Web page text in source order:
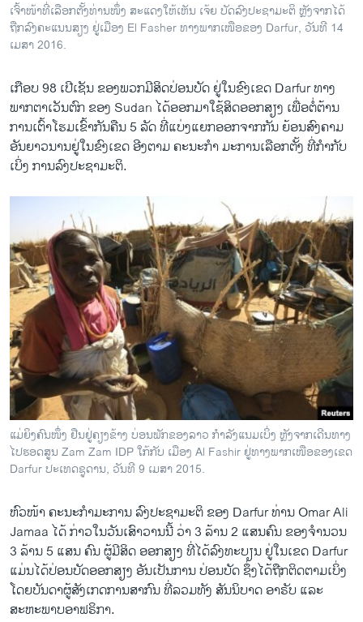
ວີດີໂອ
ສຽງ
ລາຍການກະຈາຍສຽງ
ລາຍງານ
ຕິດຕາມພວກເຮົາ ທີ່
ພາສາຕ່າງໆ
ເຈົ້າໜ້າທີ່ເລືອກຕັ້ງທ່ານໜຶ່ງ ສະແດງໃຫ້ເຫັນ ເຈ້ຍ ບັດລົງປະຊາມະຕິ ຫຼັງຈາກໄດ້
ຖືກລົງຄະແນນສຽງ ຢູ່ເມືອງ El Fasher ທາງພາກເໜືອຂອງ Darfur, ວັນທີ 14
ເມສາ 2016.
ເກືອບ 98 ເປີເຊັນ ຂອງພວກມີສິດປ່ອນບັດ ຢູ່ໃນຂົງເຂດ Darfur ທາງ
ພາກຕາເວັນຕົກ ຂອງ Sudan ໄດ້ອອກມາໃຊ້ສິດອອກສຽງ ເພື່ອຕໍ່ຕ້ານ
ການເຕົ້າໂຮມເຂົ້າກັນຄືນ 5 ລັດ ທີ່ແບ່ງແຍກອອກຈາກກັນ ຍ້ອນສົງຄາມ
ອັນຍາວນານຢູ່ໃນຂົງເຂດ ອີງຕາມ ຄະນະກຳ ມະການເລືອກຕັ້ງ ທີ່ກຳກັບ
ເບິ່ງ ການລົງປະຊາມະຕິ.
ແມ່ຍິງຄົນໜຶ່ງ ຢືນຢູ່ຄຽງຂ້າງ ບ່ອນພັກຂອງລາວ ກຳລັງແນມເບິ່ງ ຫຼັງຈາກເດີນທາງ
ໄປຮອດສູນ Zam Zam IDP ໃກ້ກັບ ເມືອງ Al Fashir ຢູ່ທາງພາກເໜືອຂອງເຂດ
Darfur ປະເທດຊູດານ, ວັນທີ 9 ເມສາ 2015.
ຫົວໜ້າ ຄະນະກຳມະການ ລົງປະຊາມະຕິ ຂອງ Darfur ທ່ານ Omar Ali
Jamaa ໄດ້ ກ່າວໃນວັນເສົາວານນີ້ ວ່າ 3 ລ້ານ 2 ແສນຄົນ ຂອງຈຳນວນ
3 ລ້ານ 5 ແສນ ຄົນ ຜູ້ມີສິດ ອອກສຽງ ທີ່ໄດ້ລົງທະບຽນ ຢູ່ໃນເຂດ Darfur
ແມ່ນໄດ້ປ່ອນບັດອອກສຽງ ອັນເປັນການ ປ່ອນບັດ ຊຶ່ງໄດ້ຖືກຕິດຕາມເບິ່ງ
ໂດຍບັນດາຜູ້ສັງເກດການສາກົນ ທີ່ລວມທັງ ສັນນິບາດ ອາຣັບ ແລະ
ສະຫະພາບອາຟຣິກາ.